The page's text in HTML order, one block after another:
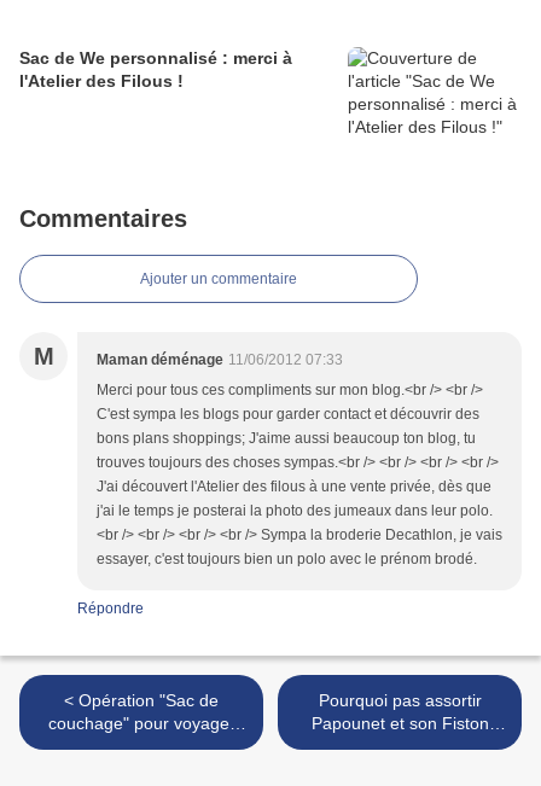
Sac de We personnalisé : merci à
l'Atelier des Filous !
Commentaires
Ajouter un commentaire
M Maman déménage 11/06/2012 07:33
Merci pour tous ces compliments sur mon blog.<br /> <br />
C'est sympa les blogs pour garder contact et découvrir des
bons plans shoppings; J'aime aussi beaucoup ton blog, tu
trouves toujours des choses sympas.<br /> <br /> <br /> <br />
J'ai découvert l'Atelier des filous à une vente privée, dès que
j'ai le temps je posterai la photo des jumeaux dans leur polo.
<br /> <br /> <br /> <br /> Sympa la broderie Decathlon, je vais
essayer, c'est toujours bien un polo avec le prénom brodé.
Répondre
< Opération "Sac de
couchage" pour voyager
"pratique" !
Pourquoi pas assortir
Papounet et son Fiston
pour la fête des Pères